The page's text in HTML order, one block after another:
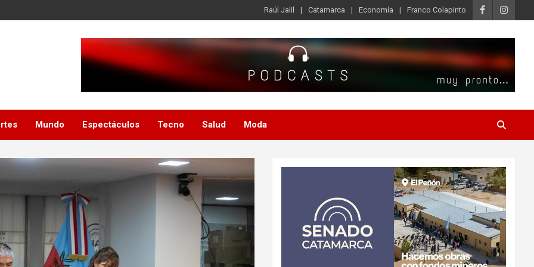
Raúl Jalil Catamarca Economía Franco Colapinto
Mundo Espectáculos Tecno Salud Moda